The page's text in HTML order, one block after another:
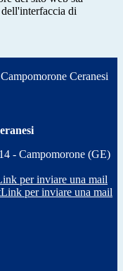
di
Ceranesi
- Campomorone (GE)
per inviare una mail
Link per inviare una mail